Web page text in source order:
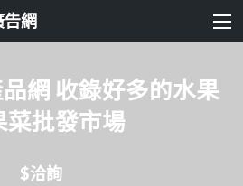
網
網 收錄好多的水果
菜批發市場
$洽詢